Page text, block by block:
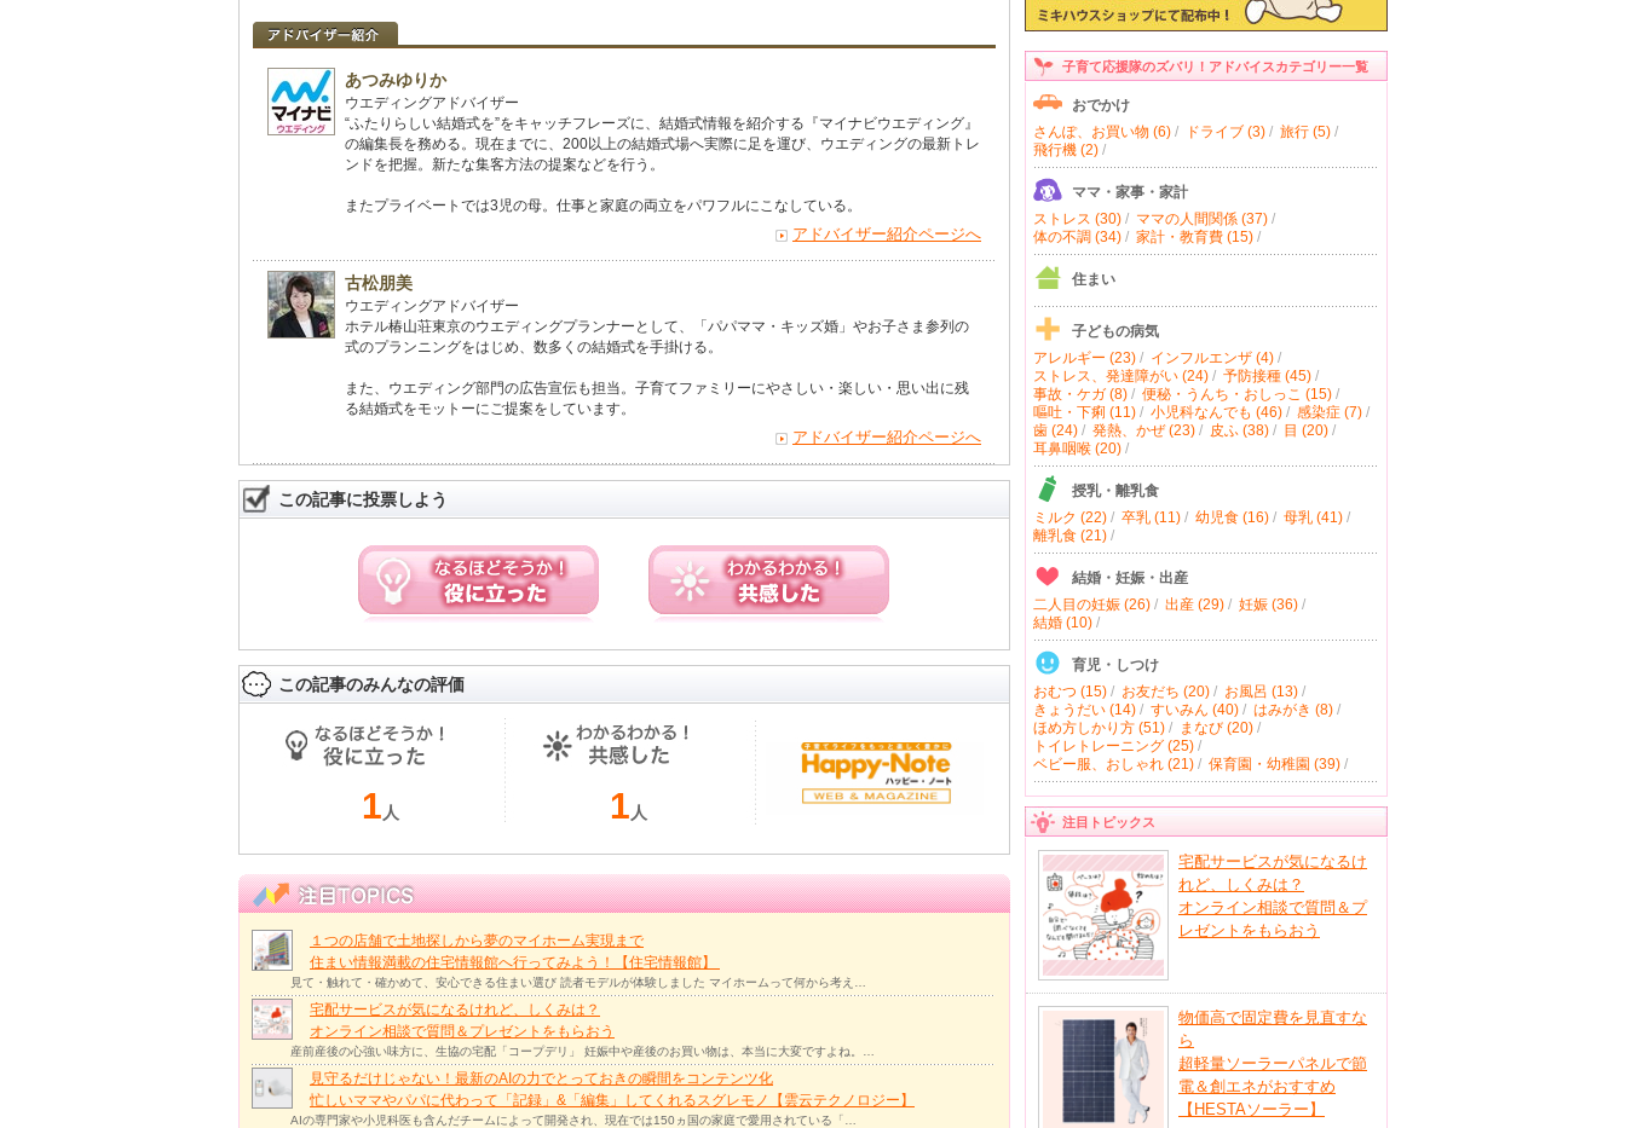
あつみゆりか
ウエディングアドバイザー
“ふたりらしい結婚式を”をキャッチフレーズに、結婚式情報を紹介する『マイナビウエディング』
の編集長を務める。現在までに、200以上の結婚式場へ実際に足を運び、ウエディングの最新トレ
ンドを把握。新たな集客方法の提案などを行う。
またプライベートでは3児の母。仕事と家庭の両立をパワフルにこなしている。
アドバイザー紹介ページへ
古松朋美
ウエディングアドバイザー
ホテル椿山荘東京のウエディングプランナーとして、「パパママ・キッズ婚」やお子さま参列の
式のプランニングをはじめ、数多くの結婚式を手掛ける。
また、ウエディング部門の広告宣伝も担当。子育てファミリーにやさしい・楽しい・思い出に残
る結婚式をモットーにご提案をしています。
アドバイザー紹介ページへ
この記事に投票しよう
この記事のみんなの評価
1 人 1 人
１つの店舗で土地探しから夢のマイホーム実現まで
住まい情報満載の住宅情報館へ行ってみよう！【住宅情報館】
見て・触れて・確かめて、安心できる住まい選び 読者モデルが体験しました マイホームって何から考え…
宅配サービスが気になるけれど、しくみは？
オンライン相談で質問＆プレゼントをもらおう
産前産後の心強い味方に、生協の宅配「コープデリ」 妊娠中や産後のお買い物は、本当に大変ですよね。…
見守るだけじゃない！最新のAIの力でとっておきの瞬間をコンテンツ化
忙しいママやパパに代わって「記録」&「編集」してくれるスグレモノ【雲云テクノロジー】
AIの専門家や小児科医も含んだチームによって開発され、現在では150ヵ国の家庭で愛用されている「…
子育て応援隊のズバリ！アドバイスカテゴリー一覧
おでかけ
さんぽ、お買い物 (6)/ ドライブ (3)/ 旅行 (5)/
飛行機 (2)/
ママ・家事・家計
ストレス (30)/ ママの人間関係 (37)/
体の不調 (34)/ 家計・教育費 (15)/
住まい
子どもの病気
アレルギー (23)/ インフルエンザ (4)/
ストレス、発達障がい (24)/ 予防接種 (45)/
事故・ケガ (8)/ 便秘・うんち・おしっこ (15)/
嘔吐・下痢 (11)/ 小児科なんでも (46)/ 感染症 (7)/
歯 (24)/ 発熱、かぜ (23)/ 皮ふ (38)/ 目 (20)/
耳鼻咽喉 (20)/
授乳・離乳食
ミルク (22)/ 卒乳 (11)/ 幼児食 (16)/ 母乳 (41)/
離乳食 (21)/
結婚・妊娠・出産
二人目の妊娠 (26)/ 出産 (29)/ 妊娠 (36)/
結婚 (10)/
育児・しつけ
おむつ (15)/ お友だち (20)/ お風呂 (13)/
きょうだい (14)/ すいみん (40)/ はみがき (8)/
ほめ方しかり方 (51)/ まなび (20)/
トイレトレーニング (25)/
ベビー服、おしゃれ (21)/ 保育園・幼稚園 (39)/
注目トピックス
宅配サービスが気になるけ
れど、しくみは？
オンライン相談で質問＆プ
レゼントをもらおう
物価高で固定費を見直すな
ら
超軽量ソーラーパネルで節
電＆創エネがおすすめ
【HESTAソーラー】